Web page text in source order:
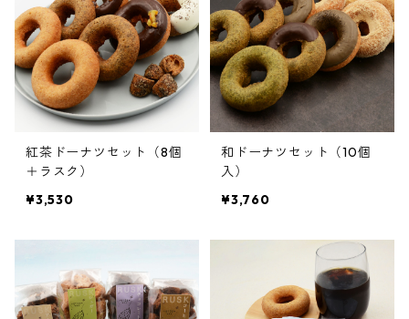
紅茶ドーナツセット（8個
＋ラスク）
¥3,530
和ドーナツセット（10個
入）
¥3,760